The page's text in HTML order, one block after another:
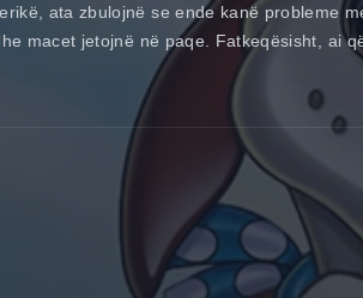
ata zbulojnë se ende kanë probleme
macet jetojnë në paqe. Fatkeqësisht, ai